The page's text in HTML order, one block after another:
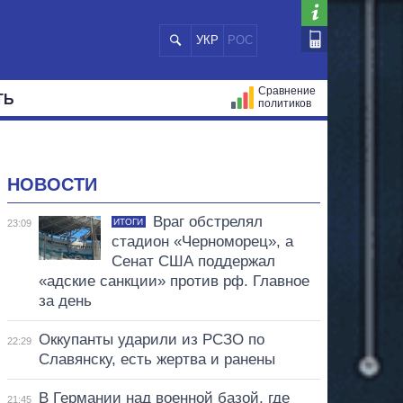
УКР РОС
Сравнение
политиков
НОВОСТИ
23:09 ИТОГИ
Враг обстрелял
стадион «Черноморец», а
Сенат США поддержал
«адские санкции» против рф. Главное
за день
22:29
Оккупанты ударили из РСЗО по
Славянску, есть жертва и ранены
21:45
В Германии над военной базой, где